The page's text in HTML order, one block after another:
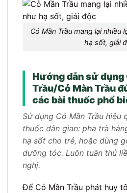
Cỏ Mần Trầu mang lại nhiều
hạ sốt, giải
Hướng dẫn sử dụng
Trầu/Cỏ Màn Trầu
các bài thuốc phổ
Sử dụng Cỏ Mần Trầu hiệu
thuốc dân gian: pha trà
hạ sốt cho trẻ, hoặc dùng
dưỡng tóc. Luôn tuân thủ
nghị.
Để Cỏ Mần Trầu phát huy